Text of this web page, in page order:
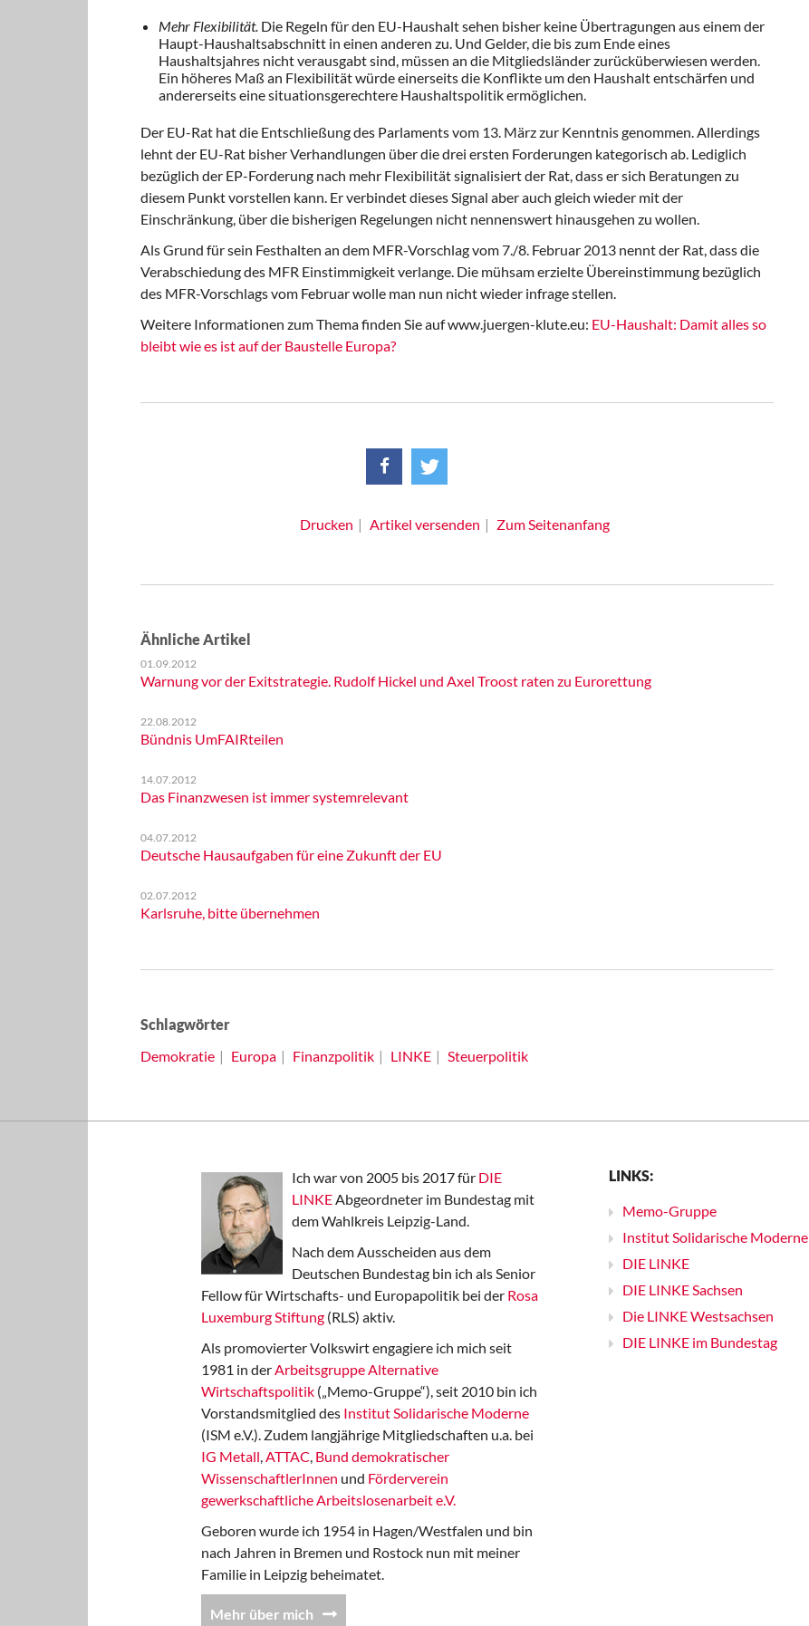
Mehr Flexibilität.Die Regeln für den EU-Haushalt sehen bisher keine Übertragungen aus einem der
Haupt-Haushaltsabschnitt in einen anderen zu. Und Gelder, die bis zum Ende eines
Haushaltsjahres nicht verausgabt sind, müssen an die Mitgliedsländer zurücküberwiesen werden.
Ein höheres Maß an Flexibilität würde einerseits die Konflikte um den Haushalt entschärfen und
andererseits eine situationsgerechtere Haushaltspolitik ermöglichen.
Der EU-Rat hat die Entschließung des Parlaments vom 13. März zur Kenntnis genommen. Allerdings
lehnt der EU-Rat bisher Verhandlungen über die drei ersten Forderungen kategorisch ab. Lediglich
bezüglich der EP-Forderung nach mehr Flexibilität signalisiert der Rat, dass er sich Beratungen zu
diesem Punkt vorstellen kann. Er verbindet dieses Signal aber auch gleich wieder mit der
Einschränkung, über die bisherigen Regelungen nicht nennenswert hinausgehen zu wollen.
Als Grund für sein Festhalten an dem MFR-Vorschlag vom 7./8. Februar 2013 nennt der Rat, dass die
Verabschiedung des MFR Einstimmigkeit verlange. Die mühsam erzielte Übereinstimmung bezüglich
des MFR-Vorschlags vom Februar wolle man nun nicht wieder infrage stellen.
Weitere Informationen zum Thema finden Sie auf www.juergen-klute.eu: EU-Haushalt: Damit alles so
bleibt wie es ist auf der Baustelle Europa?
Drucken Artikel versenden Zum Seitenanfang
Ähnliche Artikel
01.09.2012
Warnung vor der Exitstrategie. Rudolf Hickel und Axel Troost raten zu Eurorettung
22.08.2012
Bündnis UmFAIRteilen
14.07.2012
Das Finanzwesen ist immer systemrelevant
04.07.2012
Deutsche Hausaufgaben für eine Zukunft der EU
02.07.2012
Karlsruhe, bitte übernehmen
Schlagwörter
Demokratie
Europa Finanzpolitik LINKE Steuerpolitik
Ich war von 2005 bis 2017 für DIE
LINKEAbgeordneter im Bundestag mit
dem Wahlkreis Leipzig-Land.
Nach dem Ausscheiden aus dem
Deutschen Bundestag bin ich als Senior
Fellow für Wirtschafts- und Europapolitik bei der Rosa
Luxemburg Stiftung (RLS) aktiv.
Als promovierter Volkswirt engagiere ich mich seit
1981 in derArbeitsgruppe Alternative
Wirtschaftspolitik („Memo-Gruppe“), seit 2010 bin ich
Vorstandsmitglied des Institut Solidarische Moderne
(ISM e.V.). Zudem langjährige Mitgliedschaften u.a. bei
IG Metall,ATTAC, Bund demokratischer
WissenschaftlerInnen und Förderverein
gewerkschaftliche Arbeitslosenarbeit e.V.
Geboren wurde ich 1954 in Hagen/Westfalen und bin
nach Jahren in Bremen und Rostock nun mit meiner
Familie in Leipzig beheimatet.
Mehr über mich
LINKS:
Memo-Gruppe
Institut Solidarische Moderne
DIE LINKE
DIE LINKE Sachsen
Die LINKE Westsachsen
DIE LINKE im Bundestag